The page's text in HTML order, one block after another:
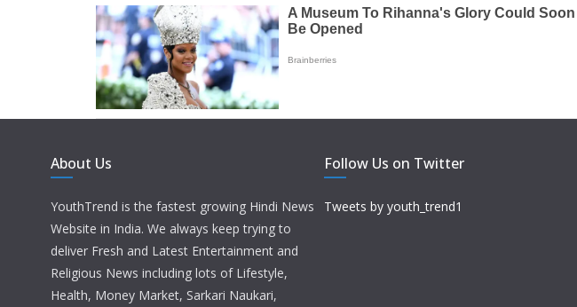
About Us
YouthTrend is the fastest growing Hindi News
Website in India. We always keep trying to
deliver Fresh and Latest Entertainment and
Religious News including lots of Lifestyle,
Health, Money Market, Sarkari Naukari,
Follow Us on Twitter
Tweets by youth_trend1